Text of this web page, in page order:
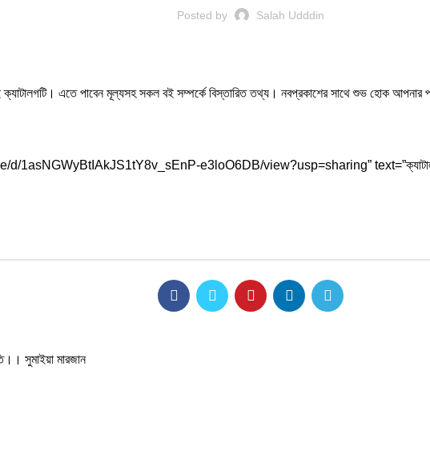
Posted by Salah Udddin
এতে পাবেন মূল্যসহ সকল বই সম্পর্কে বিস্তারিত তথ্য। নবপ্রকাশের সাথে শুভ হোক আপনার
1asNGWyBtIAkJS1tY8v_sEnP-e3loO6DB/view?usp=sharing”
সুমাইয়া মারজান